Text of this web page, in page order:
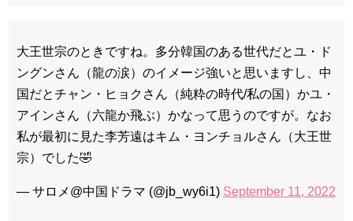
大王世宗のときですね。多分韓国のある世代だとユ・ド
ングンさん（龍の涙）のイメージ強いと思いますし、中
国だとチャン・ヒョクさん（純粋の時代/私の国）かユ・
アインさん（六龍か飛ぶ）かなって思うのですが。なお
私が最初に見た李芳遠はキム・ヨンチョルさん（大王世
宗）でした🤣
— サロメ@中国ドラマ (@jb_wy6i1) September 11, 2022